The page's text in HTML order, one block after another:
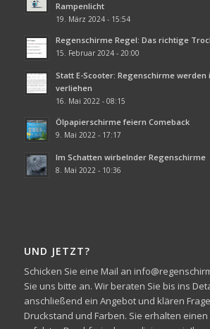
Rampenlicht
19. März 2024 - 15:54
Regenschirme Regel: Das richtige
15. Februar 2024 - 20:00
Statt E-Scooter: Regenschirme werden
verliehen
16. Mai 2022 - 08:15
Ölpapierschirme feiern Comeback
9. Mai 2022 - 17:17
Im Schatten wirbelnder Regenschirme
8. Mai 2022 - 10:36
UND JETZT?
Schicken Sie eine Mail an
Sie uns bitte an. Wir beraten Sie bis ins
anschließend ein Angebot und klären
Druckstand und Farben. Sie erhalten